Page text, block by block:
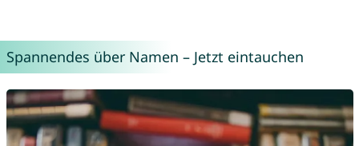
Spannendes über Namen – Jetzt eintauchen